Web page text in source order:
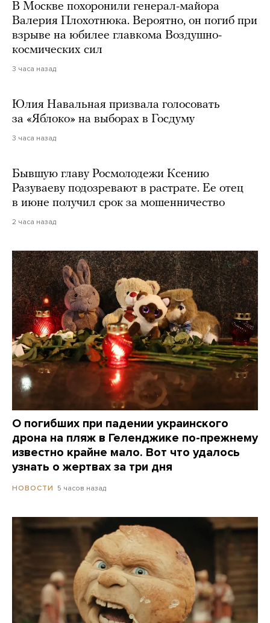
В Москве похоронили генерал-майора
Валерия Плохотнюка. Вероятно, он погиб при
взрыве на юбилее главкома Воздушно-
космических сил
3 часа назад
Юлия Навальная призвала голосовать
за «Яблоко» на выборах в Госдуму
3 часа назад
Бывшую главу Росмолодежи Ксению
Разуваеву подозревают в растрате. Ее отец
в июне получил срок за мошенничество
2 часа назад
О погибших при падении украинского
дрона на пляж в Геленджике по-прежнему
известно крайне мало. Вот что удалось
узнать о жертвах за три дня
НОВОСТИ 5 часов назад